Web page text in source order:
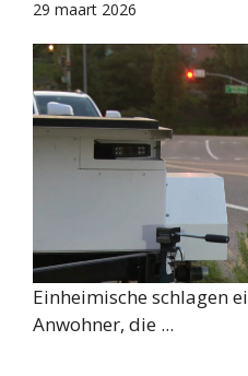
29 maart 2026
Einheimische schlagen
Anwohner, die ...